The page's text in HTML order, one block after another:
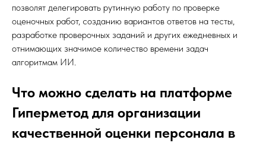
позволят делегировать рутинную работу по проверке
оценочных работ, созданию вариантов ответов на тесты,
разработке проверочных заданий и других ежедневных и
отнимающих значимое количество времени задач
алгоритмам ИИ.
Что можно сделать на платформе
Гиперметод для организации
качественной оценки персонала в